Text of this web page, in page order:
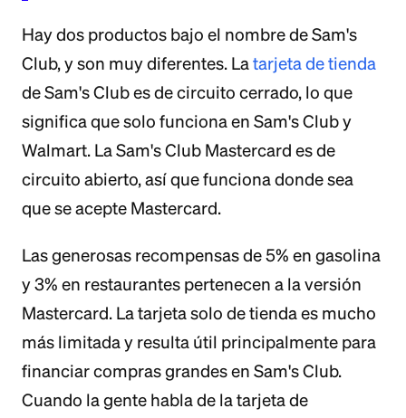
Hay dos productos bajo el nombre de Sam's
Club, y son muy diferentes. Latarjeta de tienda
de Sam's Club es de circuito cerrado, lo que
significa que solo funciona en Sam's Club y
Walmart. La Sam's Club Mastercard es de
circuito abierto, así que funciona donde sea
que se acepte Mastercard.
Las generosas recompensas de 5% en gasolina
y 3% en restaurantes pertenecen a la versión
Mastercard. La tarjeta solo de tienda es mucho
más limitada y resulta útil principalmente para
financiar compras grandes en Sam's Club.
Cuando la gente habla de la tarjeta de